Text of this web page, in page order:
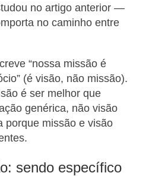
no artigo anterior —
no caminho entre
“nossa missão é
(é visão, não missão).
é ser melhor que
genérica, não visão
porque missão e visão
sendo específico